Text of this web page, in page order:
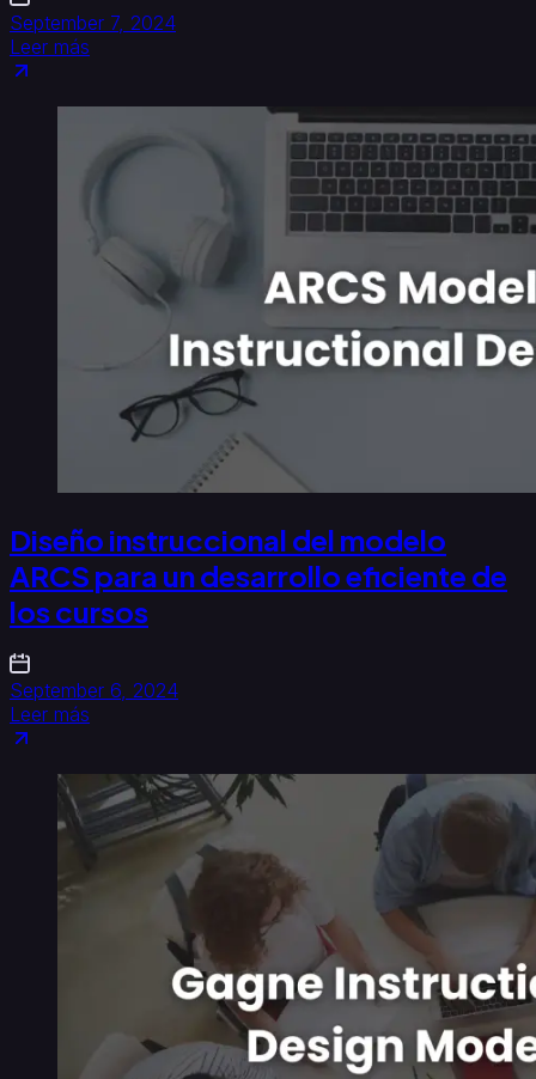
September 7, 2024
Leer más
Diseño instruccional del modelo
ARCS para un desarrollo eficiente de
los cursos
September 6, 2024
Leer más